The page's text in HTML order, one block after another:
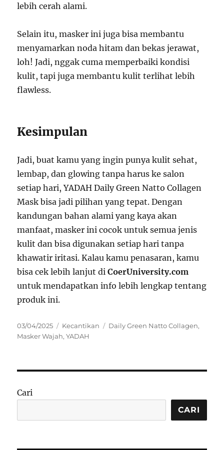
lebih cerah alami.
Selain itu, masker ini juga bisa membantu
menyamarkan noda hitam dan bekas jerawat,
loh! Jadi, nggak cuma memperbaiki kondisi
kulit, tapi juga membantu kulit terlihat lebih
flawless.
Kesimpulan
Jadi, buat kamu yang ingin punya kulit sehat,
lembap, dan glowing tanpa harus ke salon
setiap hari, YADAH Daily Green Natto Collagen
Mask bisa jadi pilihan yang tepat. Dengan
kandungan bahan alami yang kaya akan
manfaat, masker ini cocok untuk semua jenis
kulit dan bisa digunakan setiap hari tanpa
khawatir iritasi. Kalau kamu penasaran, kamu
bisa cek lebih lanjut diCoerUniversity.com
untuk mendapatkan info lebih lengkap tentang
produk ini.
Posted
on
03/04/2025 Categories
Kecantikan Tags
Daily Green Natto Collagen,
Masker Wajah,YADAH
Cari
CARI